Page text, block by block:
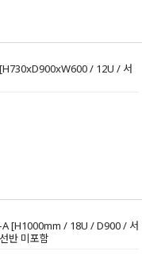
/ 12U / 서
[H1000mm / 18U / D900 / 서
반 미포함